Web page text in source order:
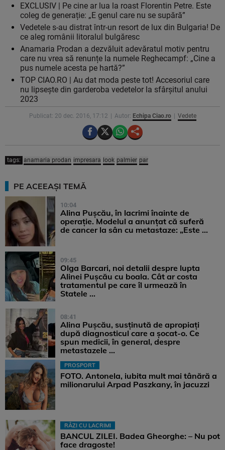
EXCLUSIV | Pe cine ar lua la roast Florentin Petre. Este
coleg de generație: „E genul care nu se supără”
Vedetele s-au distrat într-un resort de lux din Bulgaria! De
ce aleg românii litoralul bulgăresc
Anamaria Prodan a dezvăluit adevăratul motiv pentru
care nu vrea să renunțe la numele Reghecampf: „Cine a
pus numele acesta pe hartă?”
TOP CIAO.RO | Au dat moda peste tot! Accesoriul care
nu lipseşte din garderoba vedetelor la sfârşitul anului
2023
Publicat: 20 dec. 2016, 17:12 Autor: Echipa Ciao.ro Vedete
tags: anamaria prodan impresara look palmier par
PE ACEEAȘI TEMĂ
10:04
Alina Pușcău, în lacrimi înainte de
operație. Modelul a anunțat că suferă
de cancer la sân cu metastaze: „Este ...
09:45
Olga Barcari, noi detalii despre lupta
Alinei Pușcău cu boala. Cât ar costa
tratamentul pe care îl urmează în
Statele ...
08:41
Alina Pușcău, susținută de apropiați
după diagnosticul care a șocat-o. Ce
spun medicii, în general, despre
metastazele ...
PROSPORT
FOTO. Antonela, iubita mult mai tânără a
milionarului Arpad Paszkany, în jacuzzi
RÂZI CU LACRIMI
BANCUL ZILEI. Badea Gheorghe: – Nu pot
face dragoste!